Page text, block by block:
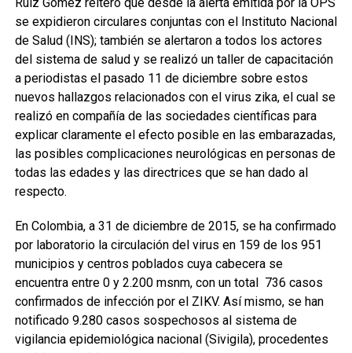
se expidieron circulares conjuntas con el Instituto Nacional
de Salud (INS); también se alertaron a todos los actores
del sistema de salud y se realizó un taller de capacitación
a periodistas el pasado 11 de diciembre sobre estos
nuevos hallazgos relacionados con el virus zika, el cual se
realizó en compañía de las sociedades científicas para
explicar claramente el efecto posible en las embarazadas,
las posibles complicaciones neurológicas en personas de
todas las edades y las directrices que se han dado al
respecto.
En Colombia, a 31 de diciembre de 2015, se ha confirmado
por laboratorio la circulación del virus en 159 de los 951
municipios y centros poblados cuya cabecera se
encuentra entre 0 y 2.200 msnm, con un total 736 casos
confirmados de infección por el ZIKV. Así mismo, se han
notificado 9.280 casos sospechosos al sistema de
vigilancia epidemiológica nacional (Sivigila), procedentes